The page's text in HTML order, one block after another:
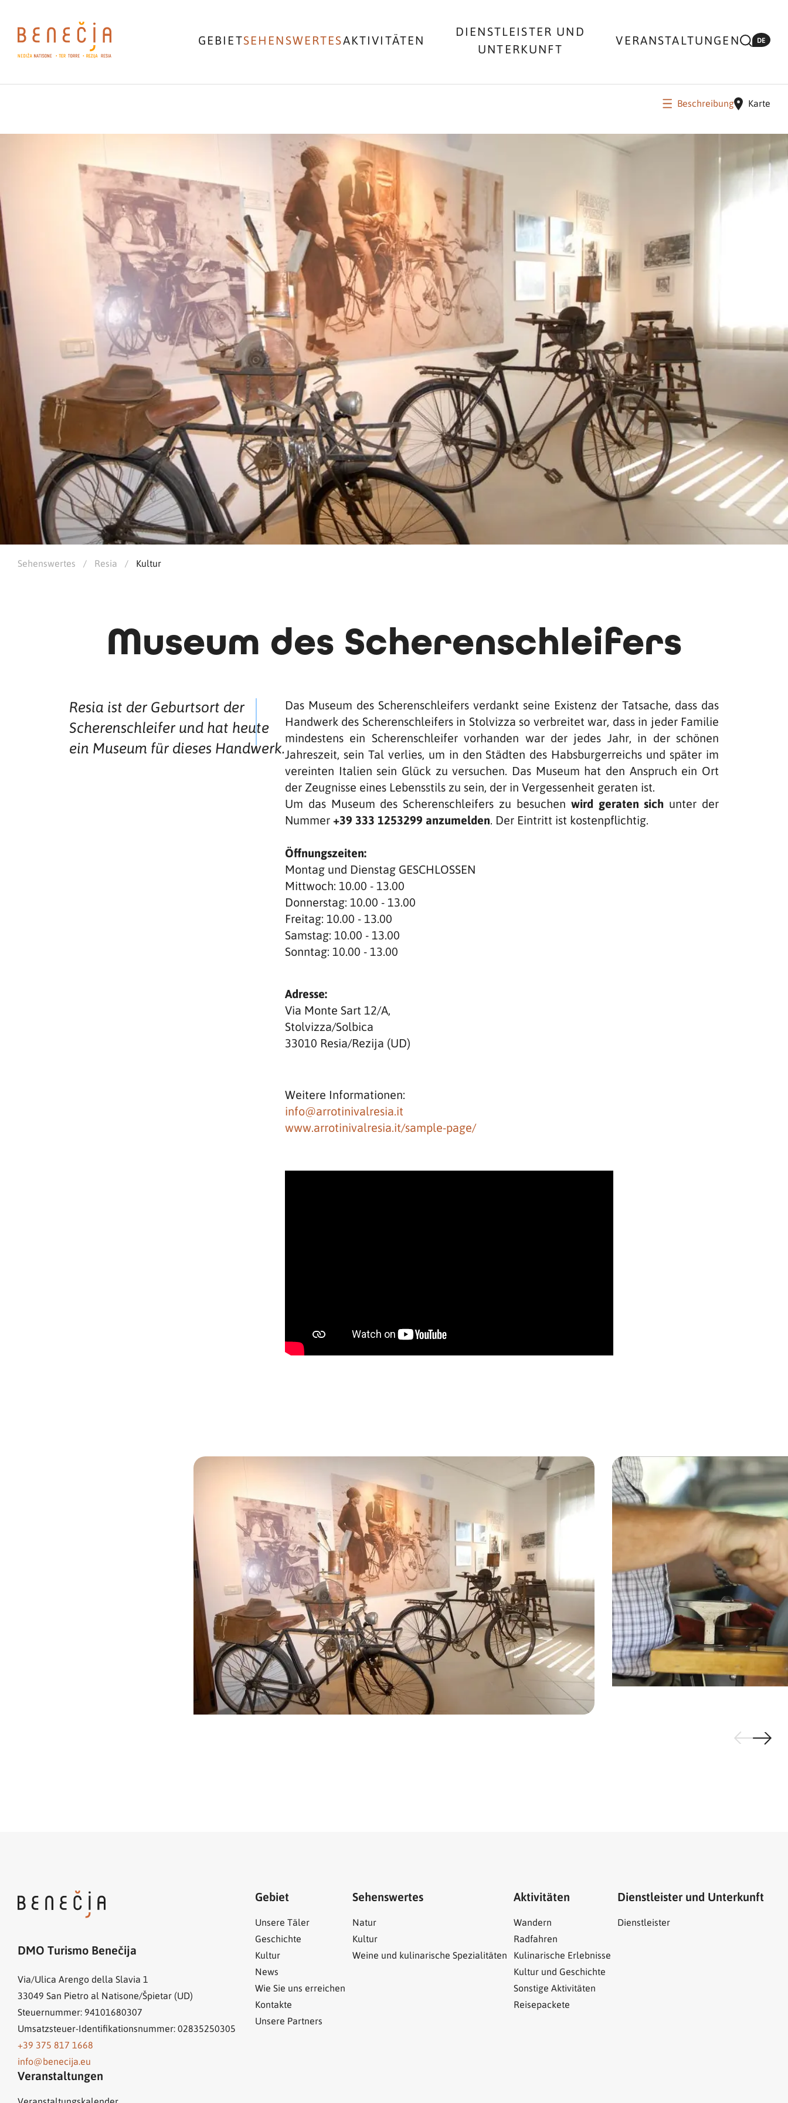
GEBIETSEHENSWERTESAKTIVITÄTEN
DIENSTLEISTER UND
UNTERKUNFT
VERANSTALTUNGEN DE
Beschreibung Karte
Sehenswertes / Resia / Kultur
Museum des Scherenschleifers
Resia ist der Geburtsort der
Scherenschleifer und hat heute
ein Museum für dieses Handwerk.
Das Museum des Scherenschleifers verdankt seine Existenz der Tatsache, dass das
Handwerk des Scherenschleifers in Stolvizza so verbreitet war, dass in jeder Familie
mindestens ein Scherenschleifer vorhanden war der jedes Jahr, in der schönen
Jahreszeit, sein Tal verlies, um in den Städten des Habsburgerreichs und später im
vereinten Italien sein Glück zu versuchen. Das Museum hat den Anspruch ein Ort
der Zeugnisse eines Lebensstils zu sein, der in Vergessenheit geraten ist.
Um das Museum des Scherenschleifers zu besuchen wird geraten sich unter der
Nummer+39 333 1253299 anzumelden. Der Eintritt ist kostenpflichtig.
Öffnungszeiten:
Montag und Dienstag GESCHLOSSEN
Mittwoch: 10.00 - 13.00
Donnerstag: 10.00 - 13.00
Freitag: 10.00 - 13.00
Samstag: 10.00 - 13.00
Sonntag: 10.00 - 13.00
Adresse:
Via Monte Sart 12/A,
Stolvizza/Solbica
33010 Resia/Rezija (UD)
Weitere Informationen:
info@arrotinivalresia.it
www.arrotinivalresia.it/sample-page/
DMO Turismo Benečija
Via/Ulica Arengo della Slavia 1
33049 San Pietro al Natisone/Špietar (UD)
Steuernummer: 94101680307
Umsatzsteuer-Identifikationsnummer: 02835250305
+39 375 817 1668
info@benecija.eu
Gebiet
Unsere Täler
Geschichte
Kultur
News
Wie Sie uns erreichen
Kontakte
Unsere Partners
Sehenswertes
Natur
Kultur
Weine und kulinarische Spezialitäten
Aktivitäten
Wandern
Radfahren
Kulinarische Erlebnisse
Kultur und Geschichte
Sonstige Aktivitäten
Reisepackete
Dienstleister und Unterkunft
Dienstleister
Veranstaltungen